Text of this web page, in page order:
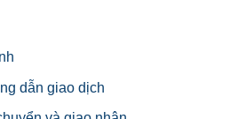
dẫn giao dịch